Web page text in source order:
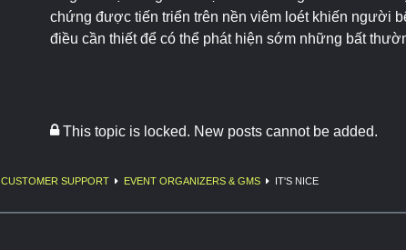
chứng được tiến triển trên nền viêm loét khiến người
điều cần thiết để có thể phát hiện sớm những bất
This topic is locked. New posts cannot be added.
CUSTOMER SUPPORT EVENT ORGANIZERS & GMS IT'S NICE